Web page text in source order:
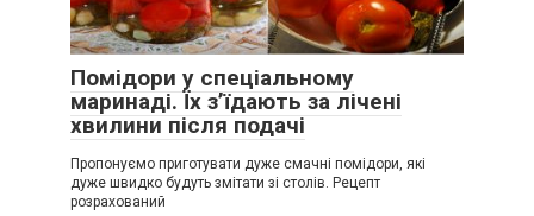
Помідори у спеціальному
маринаді. Їх з’їдають за лічені
хвилини після подачі
Пропонуємо приготувати дуже смачні помідори, які
дуже швидко будуть змітати зі столів. Рецепт
розрахований